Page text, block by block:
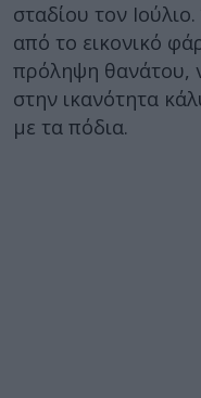
σταδίου τον
από το εικονικό
πρόληψη θανάτου,
στην ικανότητα
με τα πόδια.